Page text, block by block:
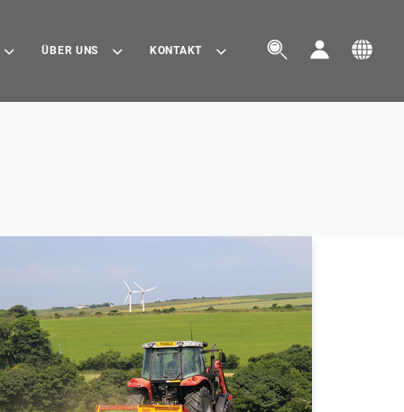
ÜBER UNS KONTAKT   